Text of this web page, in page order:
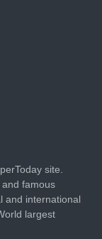
site.
famous
and international
largest